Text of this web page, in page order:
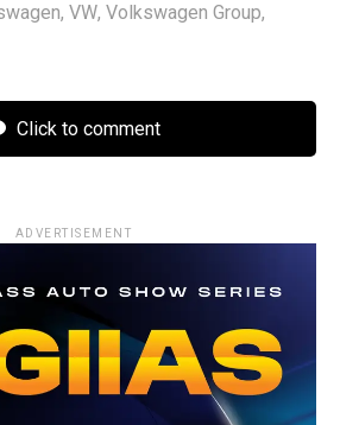
, VW, Volkswagen Group,
Click to comment
ADVERTISEMENT